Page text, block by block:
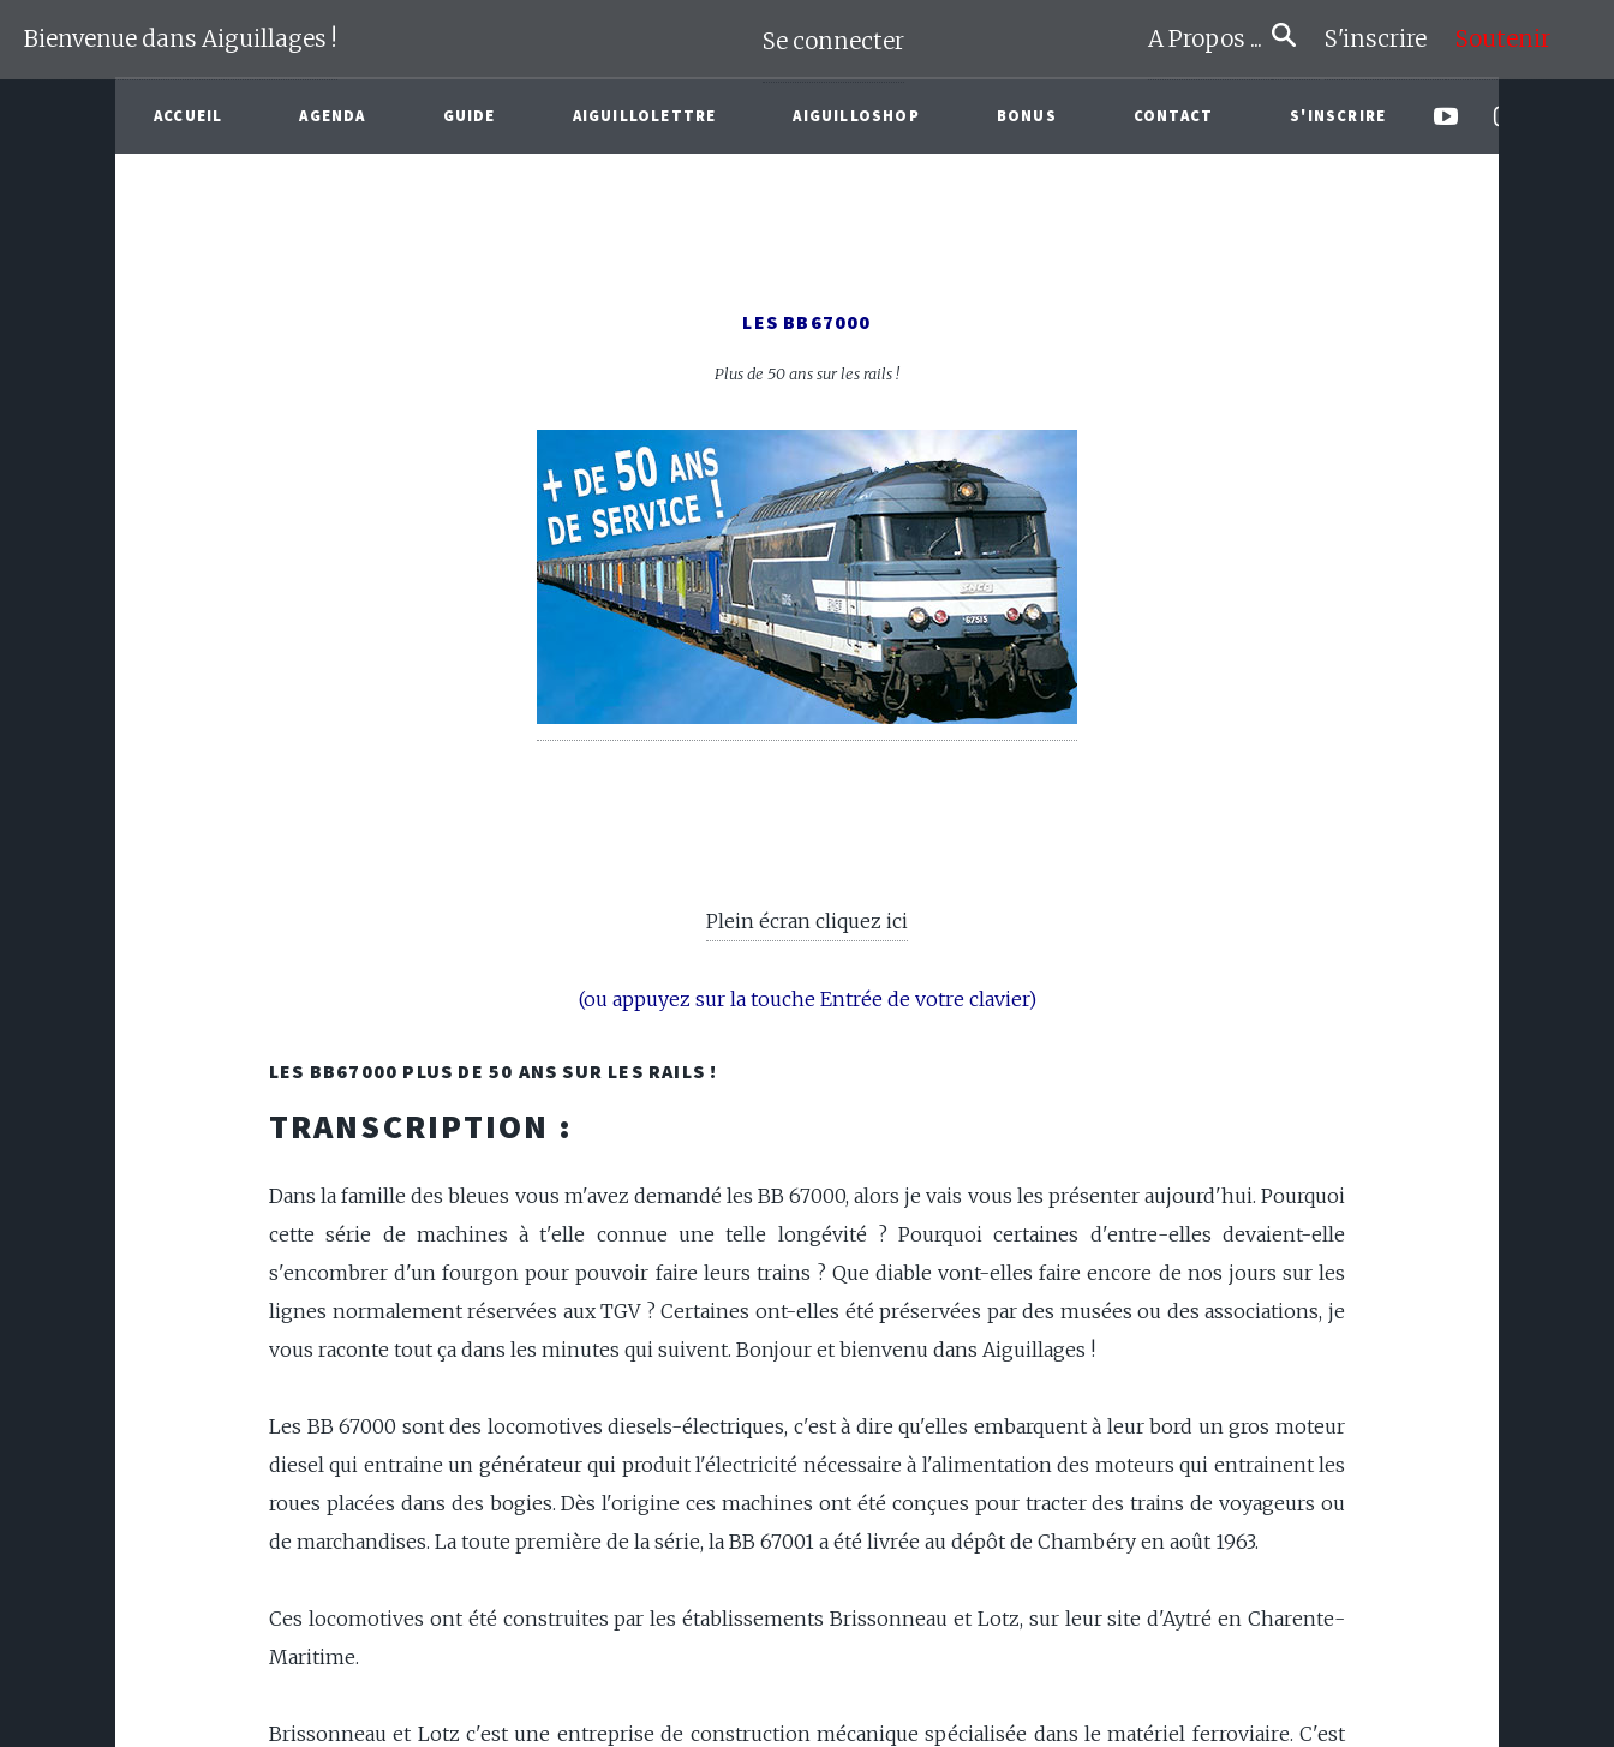
Bienvenue dans Aiguillages ! Se connecter A Propos ... S'inscrire Soutenir
ACCUEIL AGENDA GUIDE AIGUILLOLETTRE AIGUILLOSHOP BONUS CONTACT S'INSCRIRE
LES BB67000
Plus de 50 ans sur les rails !
Plein écran cliquez ici
(ou appuyez sur la touche Entrée de votre clavier)
LES BB67000 PLUS DE 50 ANS SUR LES RAILS !
TRANSCRIPTION :
Dans la famille des bleues vous m'avez demandé les BB 67000, alors je vais vous les présenter aujourd'hui. Pourquoi
cette série de machines à t'elle connue une telle longévité ? Pourquoi certaines d'entre-elles devaient-elle
s'encombrer d'un fourgon pour pouvoir faire leurs trains ? Que diable vont-elles faire encore de nos jours sur les
lignes normalement réservées aux TGV ? Certaines ont-elles été préservées par des musées ou des associations, je
vous raconte tout ça dans les minutes qui suivent. Bonjour et bienvenu dans Aiguillages !
Les BB 67000 sont des locomotives diesels-électriques, c'est à dire qu'elles embarquent à leur bord un gros moteur
diesel qui entraine un générateur qui produit l'électricité nécessaire à l'alimentation des moteurs qui entrainent les
roues placées dans des bogies. Dès l'origine ces machines ont été conçues pour tracter des trains de voyageurs ou
de marchandises. La toute première de la série, la BB 67001 a été livrée au dépôt de Chambéry en août 1963.
Ces locomotives ont été construites par les établissements Brissonneau et Lotz, sur leur site d'Aytré en Charente-
Maritime.
Brissonneau et Lotz c'est une entreprise de construction mécanique spécialisée dans le matériel ferroviaire. C'est